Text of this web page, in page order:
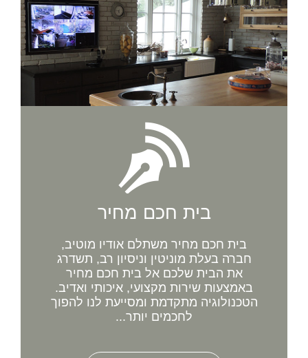
בית חכם מחיר
בית חכם מחיר משתלם אודיו מוטיב,
חברה בעלת מוניטין וניסיון רב, תשדרג
את הבית שלכם אל בית חכם מחיר
באמצעות שירות מקצועי, איכותי ואדיב.
הטכנולוגיה מתקדמת ומסייעת לנו להפוך
לחכמים יותר...